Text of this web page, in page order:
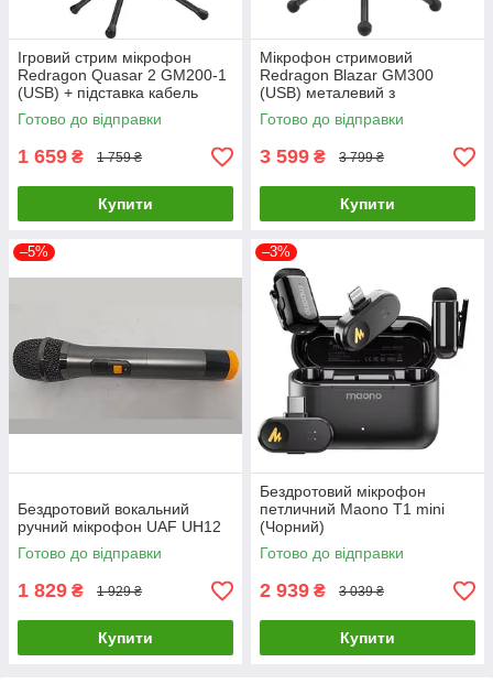
Ігровий стрим мікрофон
Redragon Quasar 2 GM200-1
(USB) + підставка кабель
1.5м
Готово до відправки
1 659 ₴ 1 759 ₴
Купити
Мікрофон стримовий
Redragon Blazar GM300
(USB) металевий з
підставкою кабель 1.7м
Готово до відправки
3 599 ₴ 3 799 ₴
Купити
–5%
Бездротовий вокальний
ручний мікрофон UAF UH12
Готово до відправки
1 829 ₴ 1 929 ₴
Купити
–3%
Бездротовий мікрофон
петличний Maono T1 mini
(Чорний)
Готово до відправки
2 939 ₴ 3 039 ₴
Купити